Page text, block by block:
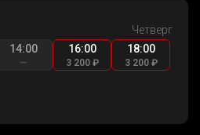
Четверг
14:00
—
16:00
3 200 ₽
18:00
3 200 ₽